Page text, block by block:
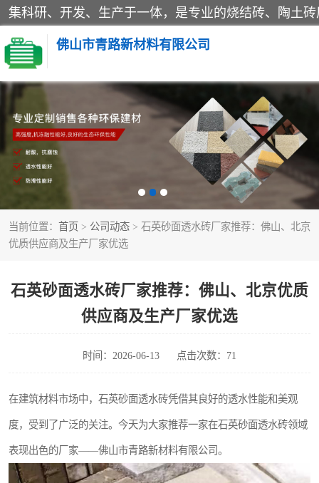
佛山市青路新材料有限公司
当前位置： 首页 > 公司动态 > 石英砂面透水砖厂家推荐：佛山、北京
优质供应商及生产厂家优选
石英砂面透水砖厂家推荐：佛山、北京优质
供应商及生产厂家优选
时间：2026-06-13 点击次数：71
在建筑材料市场中，石英砂面透水砖凭借其良好的透水性能和美观
度，受到了广泛的关注。今天为大家推荐一家在石英砂面透水砖领域
表现出色的厂家——佛山市青路新材料有限公司。